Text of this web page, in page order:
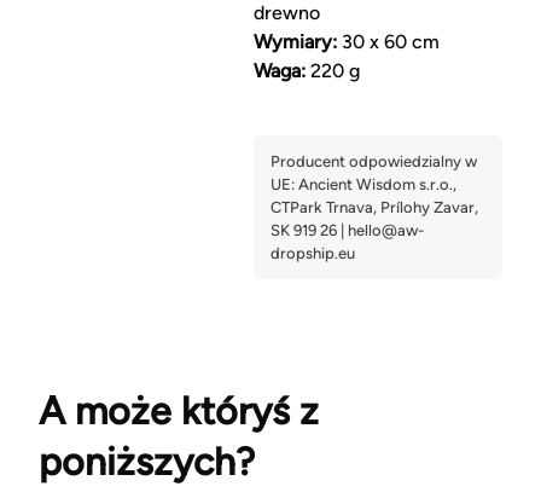
drewno
Wymiary:30 x 60 cm
Waga:220 g
A może któryś z
poniższych?